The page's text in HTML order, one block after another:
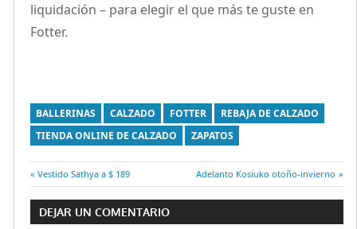
liquidación – para elegir el que más te guste en
Fotter.
BALLERINAS CALZADO FOTTER
REBAJA DE CALZADO
TIENDA ONLINE DE CALZADO
ZAPATOS
Navegación
Entrada
anterior:
Vestido Sathya a $ 189
Entrada
siguiente:
Adelanto Kosiuko otoño-invierno
DEJAR UN COMENTARIO